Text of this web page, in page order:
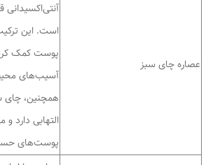
عصاره چای سبز
است. این
پوست کمک
آسیب‌های
همچنین،
التهابی دارد
پوست‌های